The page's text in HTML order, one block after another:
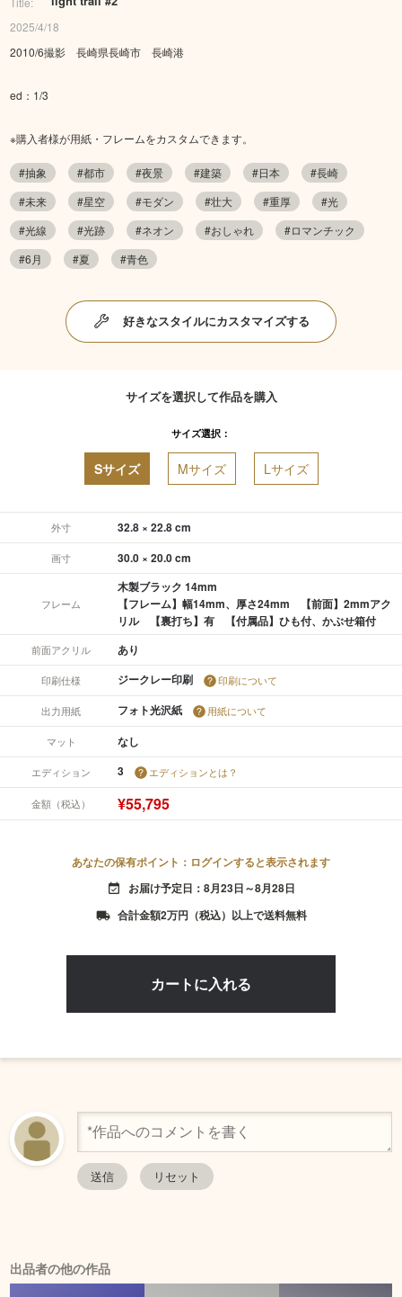
2025/4/18
2010/6撮影 長崎県長崎市 長崎港
ed：1/3
※購入者様が用紙・フレームをカスタムできます。
#抽象 #都市 #夜景 #建築 #日本
#長崎
#未来
#星空 #モダン #壮大 #重厚
#光
#光線
#光跡 #ネオン #おしゃれ
#ロマンチック
#6月
#夏 #青色
好きなスタイルにカスタマイズする
サイズを選択して作品を購入
サイズ選択：
Sサイズ Mサイズ Lサイズ
外寸 32.8 × 22.8 cm
画寸 30.0 × 20.0 cm
フレーム
木製ブラック 14mm
【フレーム】幅14mm、厚さ24mm 【前面】2mmアク
リル 【裏打ち】有 【付属品】ひも付、かぶせ箱付
前面アクリル あり
印刷仕様 ジークレー印刷 印刷について
出力用紙 フォト光沢紙 用紙について
マット なし
エディション 3 エディションとは？
金額（税込） ¥55,795
あなたの保有ポイント：ログインすると表示されます
event_available お届け予定日：8月23日～8月28日
local_shipping 合計金額2万円（税込）以上で送料無料
出品者の他の作品